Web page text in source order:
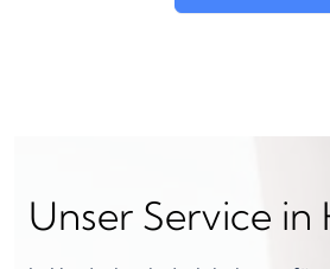
Unser Service in